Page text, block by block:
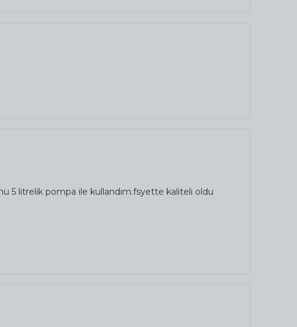
5 litrelik pompa ile kullandım.fsyette kaliteli oldu